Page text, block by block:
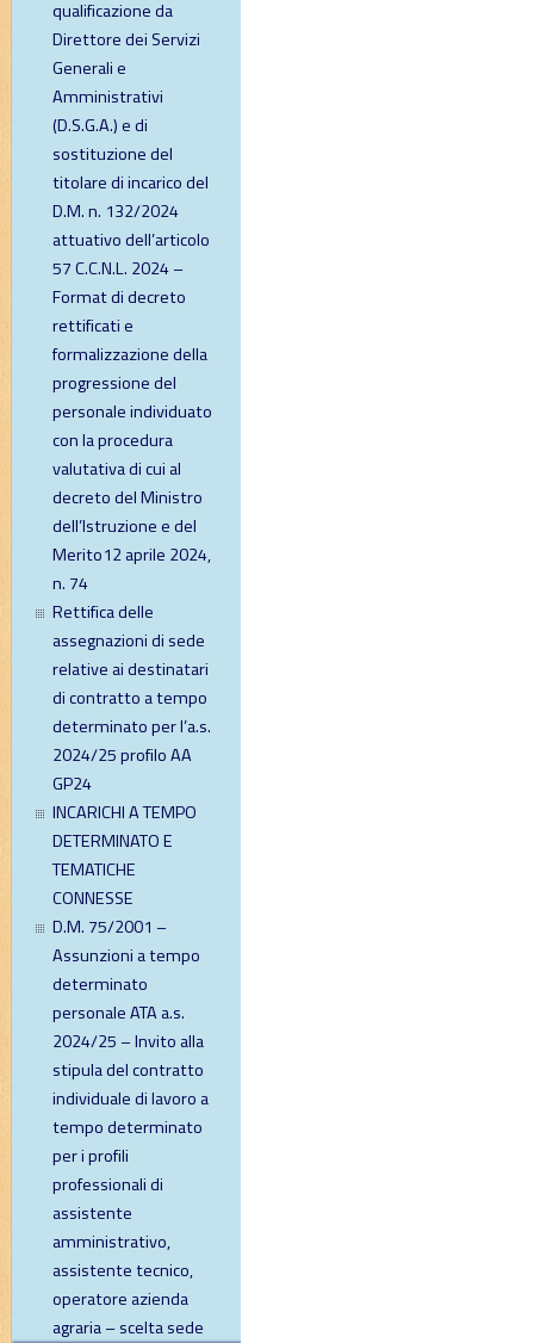
qualificazione da
Direttore dei Servizi
Generali e
Amministrativi
(D.S.G.A.) e di
sostituzione del
titolare di incarico del
D.M. n. 132/2024
attuativo dell’articolo
57 C.C.N.L. 2024 –
Format di decreto
rettificati e
formalizzazione della
progressione del
personale individuato
con la procedura
valutativa di cui al
decreto del Ministro
dell’Istruzione e del
Merito12 aprile 2024,
n. 74
Rettifica delle
assegnazioni di sede
relative ai destinatari
di contratto a tempo
determinato per l’a.s.
2024/25 profilo AA
GP24
INCARICHI A TEMPO
DETERMINATO E
TEMATICHE
CONNESSE
D.M. 75/2001 –
Assunzioni a tempo
determinato
personale ATA a.s.
2024/25 – Invito alla
stipula del contratto
individuale di lavoro a
tempo determinato
per i profili
professionali di
assistente
amministrativo,
assistente tecnico,
operatore azienda
agraria – scelta sede